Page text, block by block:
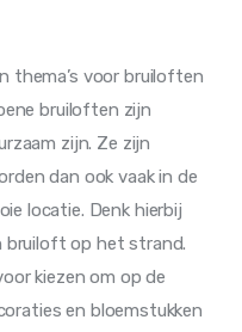
thema’s voor bruiloften
bruiloften zijn
zijn. Ze zijn
dan ook vaak in de
locatie. Denk hierbij
bruiloft op het strand.
kiezen om op de
en bloemstukken